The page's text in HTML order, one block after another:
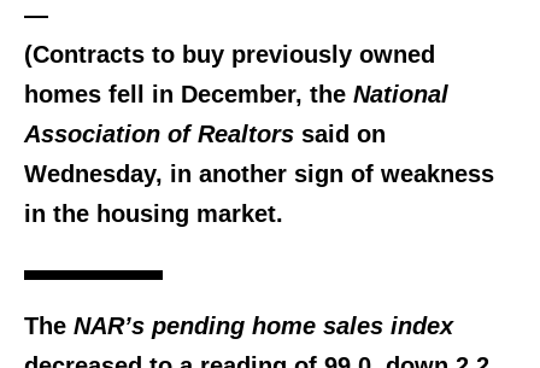
—
(Contracts to buy previously owned
homes fell in December, the National
Association of Realtors said on
Wednesday, in another sign of weakness
in the housing market.
The NAR’s pending home sales index